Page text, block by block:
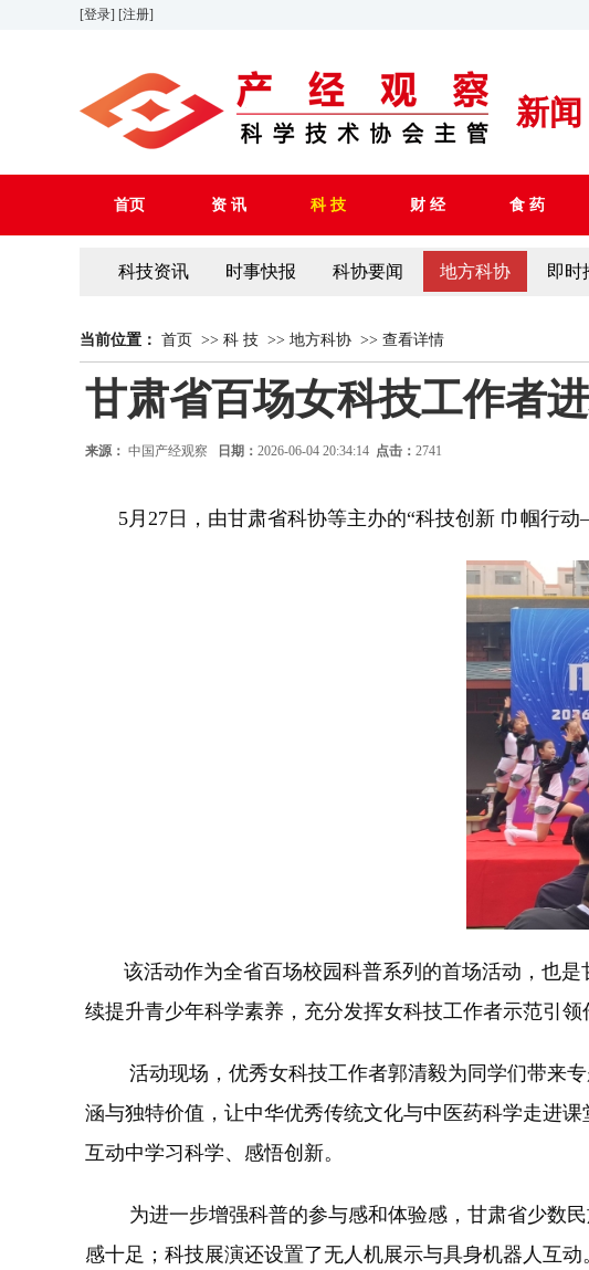
[登录] [注册]
新闻
首页 资 讯 科 技 财 经 食 药
科技资讯 时事快报 科协要闻 地方科协 即时
当前位置： 首页 >> 科 技 >> 地方科协 >> 查看详情
甘肃省百场女科技工作者
来源： 中国产经观察 日期： 2026-06-04 20:34:14 点击： 2741
5月27日，由甘肃省科协等主办的“科技创新 巾帼行动
该活动作为全省百场校园科普系列的首场活动，也是
续提升青少年科学素养，充分发挥女科技工作者示范引领
活动现场，优秀女科技工作者郭清毅为同学们带来专
涵与独特价值，让中华优秀传统文化与中医药科学走进
互动中学习科学、感悟创新。
为进一步增强科普的参与感和体验感，甘肃省少数民
感十足；科技展演还设置了无人机展示与具身机器人互